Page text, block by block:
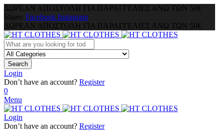
ΔΩΡΕΑΝ ΑΠΟΣΤΟΛΗ ΓΙΑ ΠΑΡΑΓΓΕΛΙΕΣ ΑΝΩ ΤΩΝ 50€
Share: Facebook Instagram
ΔΩΡΕΑΝ ΑΠΟΣΤΟΛΗ ΓΙΑ ΠΑΡΑΓΓΕΛΙΕΣ ΑΝΩ ΤΩΝ 50€
Search
Login
Don’t have an account? Register
0
Menu
Login
Don’t have an account? Register